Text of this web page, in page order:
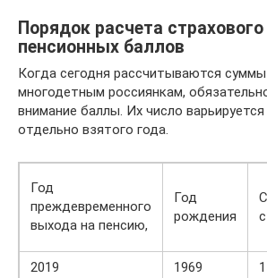
Порядок расчета
пенсионных баллов
Когда сегодня рассчитываются
многодетным россиянкам,
внимание баллы. Их число
отдельно взятого года.
Год
преждевременного
выхода на пенсию,
Год
рождения
2019
1969